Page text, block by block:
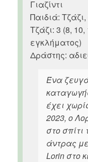
Γιαζίντι
Παιδιά:
Τζάζι: 3 (8,
εγκλήματος)
Δράστης:
Ένα
έχει
2023, ο
στο
άντρας
Lorin στο